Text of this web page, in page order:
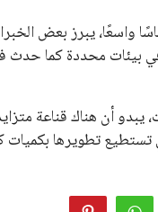
واسعًا، يبرز بعض
بيئات محددة كما حدث
يبدو أن هناك قناعة
تستطيع تطويرها بكميات